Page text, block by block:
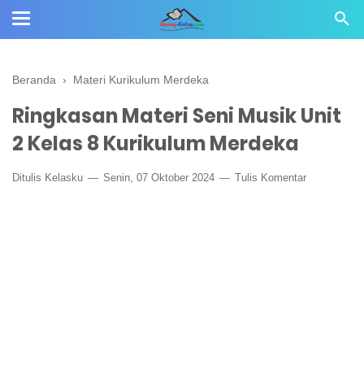
Beranda › Materi Kurikulum Merdeka
Ringkasan Materi Seni Musik Unit
2 Kelas 8 Kurikulum Merdeka
Ditulis Kelasku Senin, 07 Oktober 2024 Tulis Komentar